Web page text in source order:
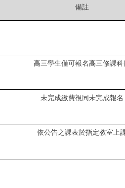
備註
高三學生僅可報名高三修課科
未完成繳費視同未完成報名
依公告之課表於指定教室上